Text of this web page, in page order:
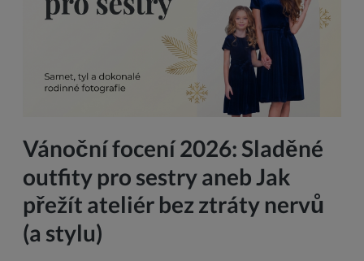
Vánoční focení 2026: Sladěné
outfity pro sestry aneb Jak
přežít ateliér bez ztráty nervů
(a stylu)